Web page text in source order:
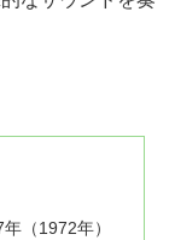
（1972年）